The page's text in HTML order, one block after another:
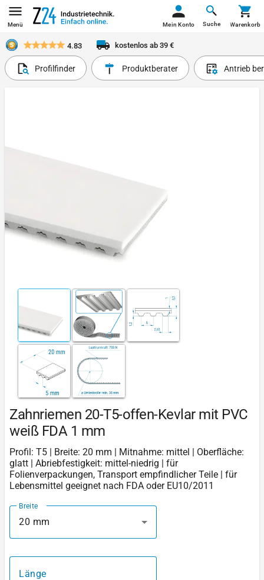
Menü Suche
Mein Konto Warenkorb
4.83 kostenlos ab 39 €
Profilfinder Produktberater Antrieb
Zahnriemen 20-T5-offen-Kevlar mit PVC
weiß FDA 1 mm
Profil: T5 | Breite: 20 mm | Mitnahme: mittel | Oberfläche:
glatt | Abriebfestigkeit: mittel-niedrig | für
Folienverpackungen, Transport empfindlicher Teile | für
Lebensmittel geeignet nach FDA oder EU10/2011
Breite
20 mm
Länge